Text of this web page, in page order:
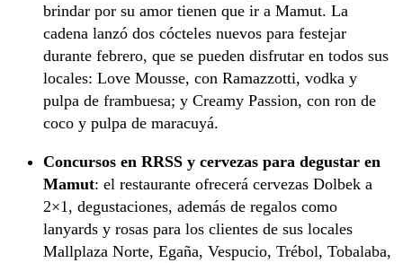
brindar por su amor tienen que ir a Mamut. La
cadena lanzó dos cócteles nuevos para festejar
durante febrero, que se pueden disfrutar en todos sus
locales: Love Mousse, con Ramazzotti, vodka y
pulpa de frambuesa; y Creamy Passion, con ron de
coco y pulpa de maracuyá.
Concursos en RRSS y cervezas para degustar en
Mamut: el restaurante ofrecerá cervezas Dolbek a
2×1, degustaciones, además de regalos como
lanyards y rosas para los clientes de sus locales
Mallplaza Norte, Egaña, Vespucio, Trébol, Tobalaba,